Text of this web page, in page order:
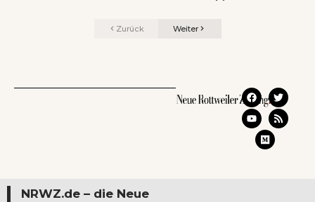
Zurück Weiter
NRWZ.de – die Neue